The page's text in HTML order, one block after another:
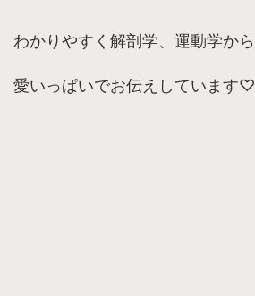
わかりやすく解剖学、運動学から
愛いっぱいでお伝えしています♡